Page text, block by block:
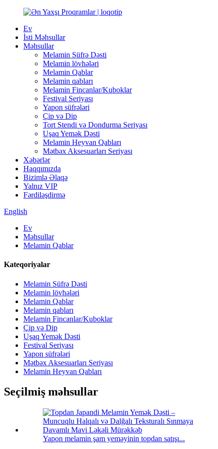
Ev
İsti Məhsullar
Məhsullar
Melamin Süfrə Dəsti
Melamin lövhələri
Melamin Qablar
Melamin qabları
Melamin Fincanlar/Kuboklar
Festival Seriyası
Yapon süfrələri
Çip və Dip
Tort Stendi və Dondurma Seriyası
Uşaq Yemək Dəsti
Melamin Heyvan Qabları
Mətbəx Aksesuarları Seriyası
Xəbərlər
Haqqımızda
Bizimlə Əlaqə
Yalnız VIP
Fərdiləşdirmə
English
Ev
Məhsullar
Melamin Qablar
Kateqoriyalar
Melamin Süfrə Dəsti
Melamin lövhələri
Melamin Qablar
Melamin qabları
Melamin Fincanlar/Kuboklar
Çip və Dip
Uşaq Yemək Dəsti
Festival Seriyası
Yapon süfrələri
Mətbəx Aksesuarları Seriyası
Melamin Heyvan Qabları
Seçilmiş məhsullar
Yapon melamin şam yeməyinin topdan satışı...